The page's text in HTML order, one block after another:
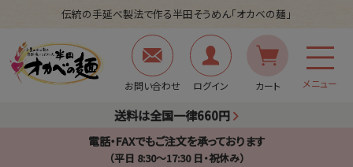
伝統の手延べ製法で作る半田そうめん「オカベの麺」
お問い合わせ ログイン カート メニュー
送料は全国一律660円
電話・FAXでもご注文を承っております
（平日 8:30〜17:30 日・祝休み）